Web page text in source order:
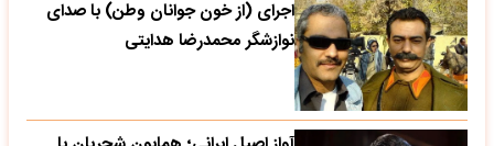
اجرای (از خون جوانان وطن) با صدای
نوازشگر محمدرضا هدایتی